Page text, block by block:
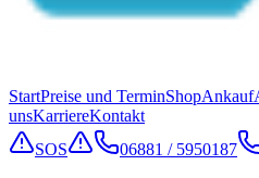
StartPreise und TerminShopAnkauf
unsKarriereKontakt
SOS
06881 / 5950187